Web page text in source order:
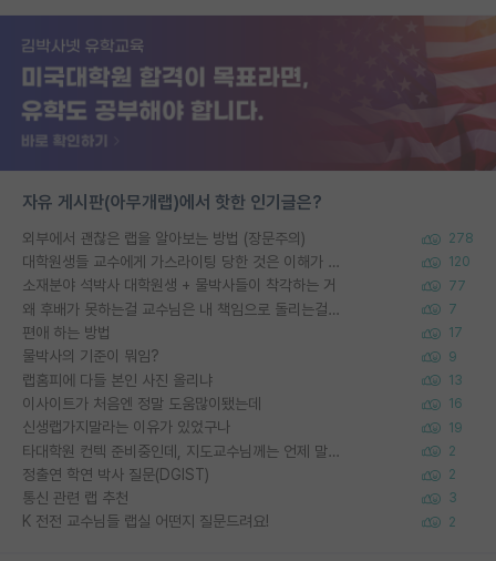
자유 게시판(아무개랩)에서 핫한 인기글은?
외부에서 괜찮은 랩을 알아보는 방법 (장문주의) 278
대학원생들 교수에게 가스라이팅 당한 것은 이해가 갑니다. 안타깝네요. 120
소재분야 석박사 대학원생 + 물박사들이 착각하는 거 77
왜 후배가 못하는걸 교수님은 내 책임으로 돌리는걸까요? 7
편애 하는 방법 17
물박사의 기준이 뭐임? 9
랩홈피에 다들 본인 사진 올리냐 13
이사이트가 처음엔 정말 도움많이됐는데 16
신생랩가지말라는 이유가 있었구나 19
타대학원 컨텍 준비중인데, 지도교수님께는 언제 말씀드려야 할까요? 2
정출연 학연 박사 질문(DGIST) 2
통신 관련 랩 추천 3
K 전전 교수님들 랩실 어떤지 질문드려요! 2